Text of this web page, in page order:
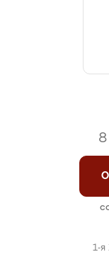
1-я